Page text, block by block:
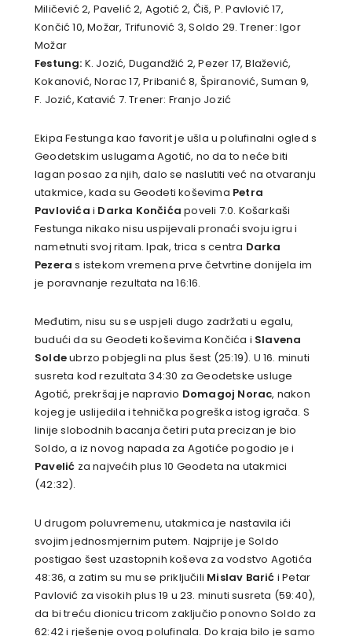
Miličević 2, Pavelić 2, Agotić 2, Čiš, P. Pavlović 17,
Končić 10, Možar, Trifunović 3, Soldo 29. Trener: Igor
Možar
Festung: K. Jozić, Dugandžić 2, Pezer 17, Blažević,
Kokanović, Norac 17, Pribanić 8, Špiranović, Suman 9,
F. Jozić, Katavić 7. Trener: Franjo Jozić
Ekipa Festunga kao favorit je ušla u polufinalni ogled s
Geodetskim uslugama Agotić, no da to neće biti
lagan posao za njih, dalo se naslutiti već na otvaranju
utakmice, kada su Geodeti koševima Petra
Pavlovića i Darka Končića poveli 7:0. Košarkaši
Festunga nikako nisu uspijevali pronaći svoju igru i
nametnuti svoj ritam. Ipak, trica s centra Darka
Pezera s istekom vremena prve četvrtine donijela im
je poravnanje rezultata na 16:16.
Međutim, nisu su se uspjeli dugo zadržati u egalu,
budući da su Geodeti koševima Končića i Slavena
Soldeubrzo pobjegli na plus šest (25:19). U 16. minuti
susreta kod rezultata 34:30 za Geodetske usluge
Agotić, prekršaj je napravio Domagoj Norac, nakon
kojeg je uslijedila i tehnička pogreška istog igrača. S
linije slobodnih bacanja četiri puta precizan je bio
Soldo, a iz novog napada za Agotiće pogodio je i
Pavelić za najvećih plus 10 Geodeta na utakmici
(42:32).
U drugom poluvremenu, utakmica je nastavila ići
svojim jednosmjernim putem. Najprije je Soldo
postigao šest uzastopnih koševa za vodstvo Agotića
48:36, a zatim su mu se priključili Mislav Barić i Petar
Pavlović za visokih plus 19 u 23. minuti susreta (59:40),
da bi treću dionicu tricom zaključio ponovno Soldo za
62:42 i rješenje ovog polufinala. Do kraja bilo je samo